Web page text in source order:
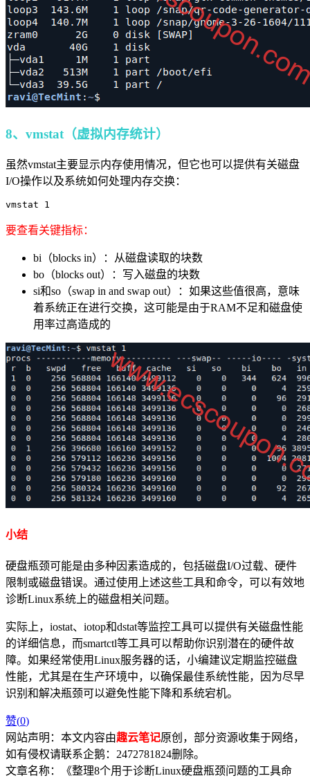
8、vmstat（虚拟内存统计）
虽然vmstat主要显示内存使用情况，但它也可以提供有关磁盘
I/O操作以及系统如何处理内存交换：
vmstat 1
要查看关键指标：
bi（blocks in）：从磁盘读取的块数
bo（blocks out）：写入磁盘的块数
si和so（swap in and swap out）：如果这些值很高，意味
着系统正在进行交换，这可能是由于RAM不足和磁盘使
用率过高造成的
小结
硬盘瓶颈可能是由多种因素造成的，包括磁盘I/O过载、硬件
限制或磁盘错误。通过使用上述这些工具和命令，可以有效地
诊断Linux系统上的磁盘相关问题。
实际上，iostat、iotop和dstat等监控工具可以提供有关磁盘性能
的详细信息，而smartctl等工具可以帮助你识别潜在的硬件故
障。如果经常使用Linux服务器的话，小编建议定期监控磁盘
性能，尤其是在生产环境中，以确保最佳系统性能，因为尽早
识别和解决瓶颈可以避免性能下降和系统宕机。
赞(0)
网站声明：本文内容由趣云笔记原创，部分资源收集于网络，
如有侵权请联系企鹅：2472781824删除。
文章名称：《整理8个用于诊断Linux硬盘瓶颈问题的工具命